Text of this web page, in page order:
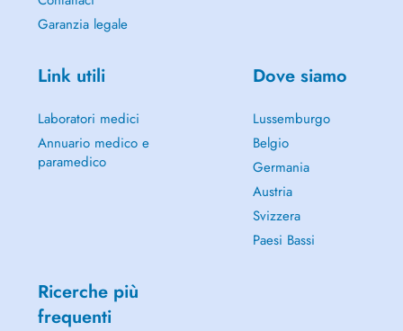
Garanzia legale
Link utili
Laboratori medici
Annuario medico e
paramedico
Dove siamo
Lussemburgo
Belgio
Germania
Austria
Svizzera
Paesi Bassi
Ricerche più
frequenti